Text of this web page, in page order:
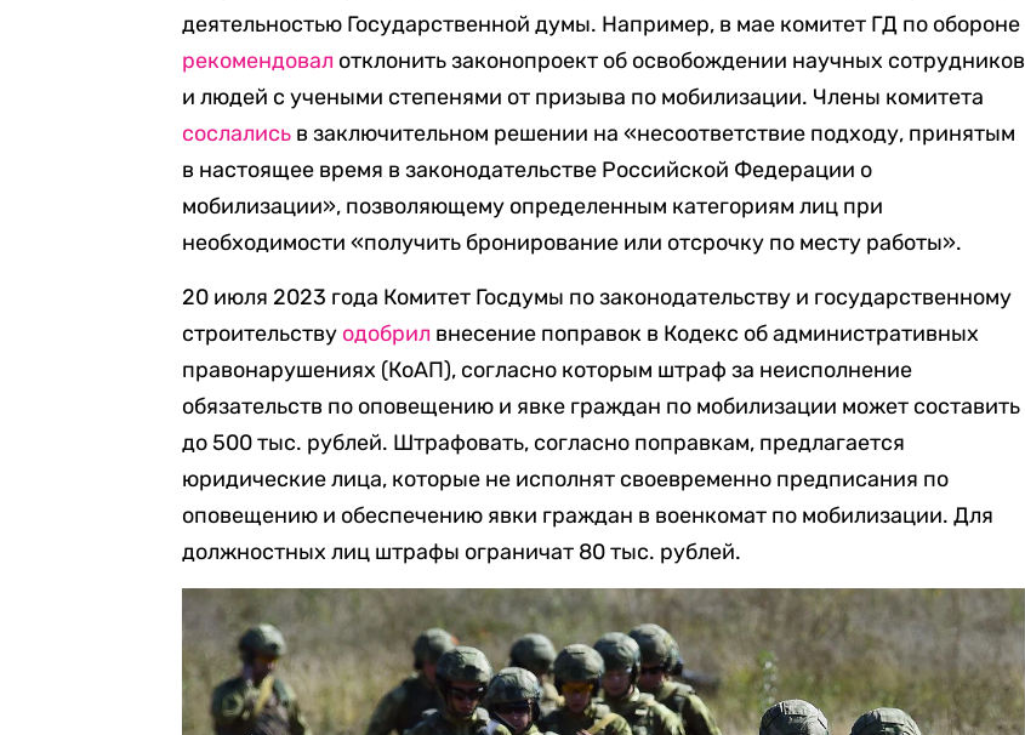
деятельностью Государственной думы. Например, в мае комитет ГД по обороне
рекомендовал отклонить законопроект об освобождении научных сотрудников
и людей с учеными степенями от призыва по мобилизации. Члены комитета
сослались в заключительном решении на «несоответствие подходу, принятым
в настоящее время в законодательстве Российской Федерации о
мобилизации», позволяющему определенным категориям лиц при
необходимости «получить бронирование или отсрочку по месту работы».
20 июля 2023 года Комитет Госдумы по законодательству и государственному
строительству одобрил внесение поправок в Кодекс об административных
правонарушениях (КоАП), согласно которым штраф за неисполнение
обязательств по оповещению и явке граждан по мобилизации может составить
до 500 тыс. рублей. Штрафовать, согласно поправкам, предлагается
юридические лица, которые не исполнят своевременно предписания по
оповещению и обеспечению явки граждан в военкомат по мобилизации. Для
должностных лиц штрафы ограничат 80 тыс. рублей.